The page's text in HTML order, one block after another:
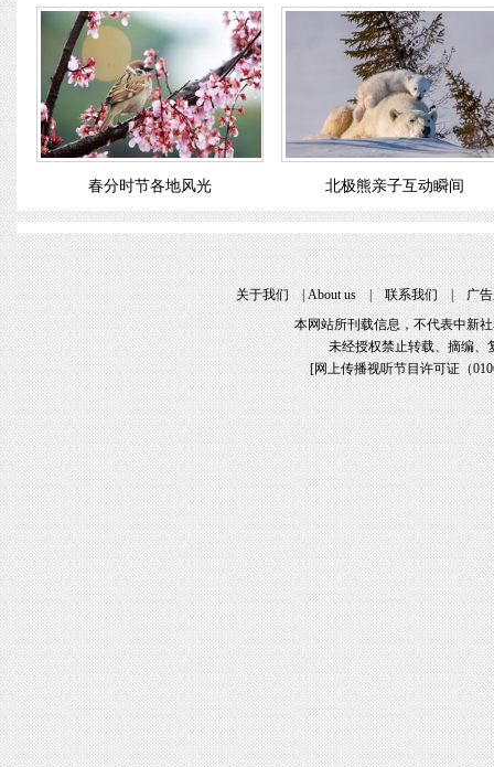
春分时节各地风光 北极熊亲子互动瞬间
关于我们 | About u | 联系我们 | 广
本网站所刊载信息，不代表中新
未经授权禁止转载、摘编、
[网上传播视听节目许可证（